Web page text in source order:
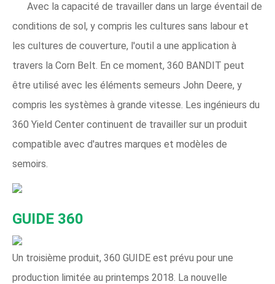
Avec la capacité de travailler dans un large éventail de
conditions de sol, y compris les cultures sans labour et
les cultures de couverture, l'outil a une application à
travers la Corn Belt. En ce moment, 360 BANDIT peut
être utilisé avec les éléments semeurs John Deere, y
compris les systèmes à grande vitesse. Les ingénieurs du
360 Yield Center continuent de travailler sur un produit
compatible avec d'autres marques et modèles de
semoirs.
GUIDE 360
Un troisième produit, 360 GUIDE est prévu pour une
production limitée au printemps 2018. La nouvelle